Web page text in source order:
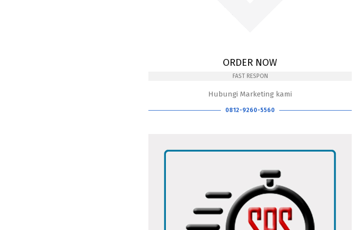
ORDER NOW
FAST RESPON
Hubungi Marketing kami
0812-9260-5560